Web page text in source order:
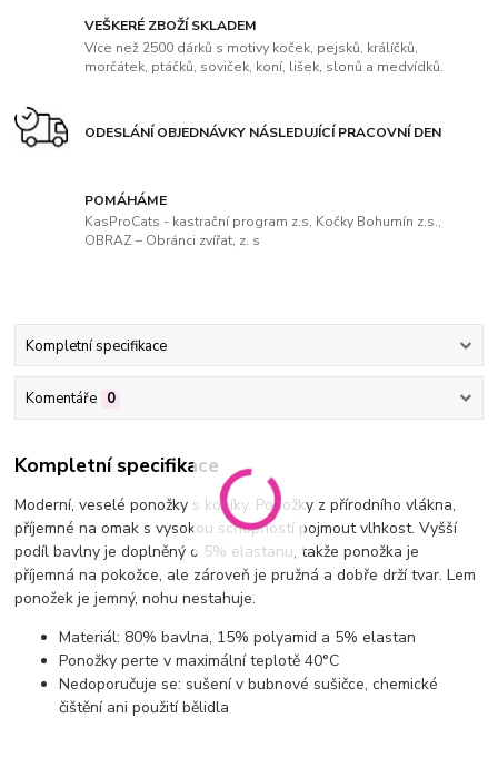
VEŠKERÉ ZBOŽÍ SKLADEM
Více než 2500 dárků s motivy koček, pejsků, králíčků,
morčátek, ptáčků, soviček, koní, lišek, slonů a medvídků.
ODESLÁNÍ OBJEDNÁVKY NÁSLEDUJÍCÍ PRACOVNÍ DEN
POMÁHÁME
KasProCats - kastrační program z.s, Kočky Bohumín z.s.,
OBRAZ – Obránci zvířat, z. s
Kompletní specifikace
Komentáře 0
Kompletní specifikace
Moderní, veselé ponožky s koníky. Ponožky z přírodního vlákna,
příjemné na omak s vysokou schopností pojmout vlhkost. Vyšší
podíl bavlny je doplněný o 5% elastanu, takže ponožka je
příjemná na pokožce, ale zároveň je pružná a dobře drží tvar. Lem
ponožek je jemný, nohu nestahuje.
Materiál: 80% bavlna, 15% polyamid a 5% elastan
Ponožky perte v maximální teplotě 40°C
Nedoporučuje se: sušení v bubnové sušičce, chemické
čištění ani použití bělidla